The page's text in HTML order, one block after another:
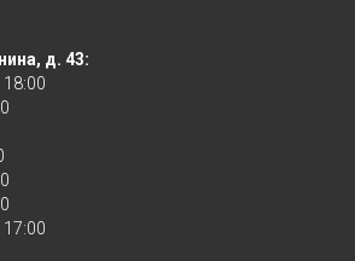
д. 43:
18:00
17:00